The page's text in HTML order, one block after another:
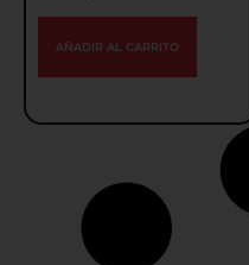
AÑADIR AL CARRITO